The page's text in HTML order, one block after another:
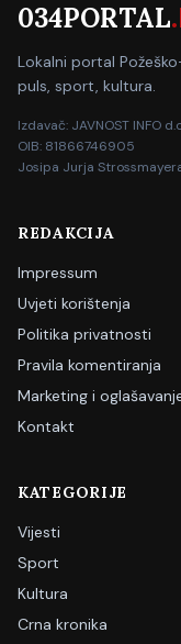
034PORTAL
Lokalni portal
puls, sport, kultura.
Izdavač: JAVNOST INFO
OIB: 81866746905
Josipa Jurja
REDAKCIJA
Impressum
Uvjeti korištenja
Politika privatnosti
Pravila komentiranja
Marketing i
Kontakt
KATEGORIJE
Vijesti
Sport
Kultura
Crna kronika